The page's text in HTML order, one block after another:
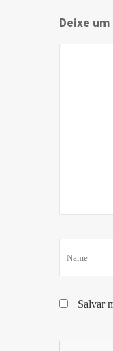
Deixe
Salvar